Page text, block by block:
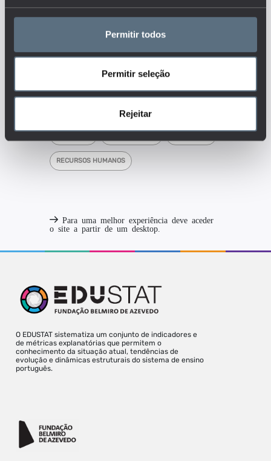
Permitir todos
Permitir seleção
Rejeitar
Como se caracterizam os
instituições de ensino
contratual?
RECURSOS HUMANOS
Para uma melhor experiência deve aceder
o site a partir de um desktop.
O EDUSTAT sistematiza um conjunto de indicadores e
de métricas explanatórias que permitem o
conhecimento da situação atual, tendências de
evolução e dinâmicas estruturais do sistema de ensino
português.